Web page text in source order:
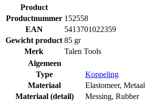
Product
Productnummer 152558
EAN
5413701022359
Gewicht product 85 gr
Merk
Talen Tools
Algemeen
Type
Koppeling
Materiaal
Elastomeer, Metaal
Materiaal (detail)
Messing, Rubber